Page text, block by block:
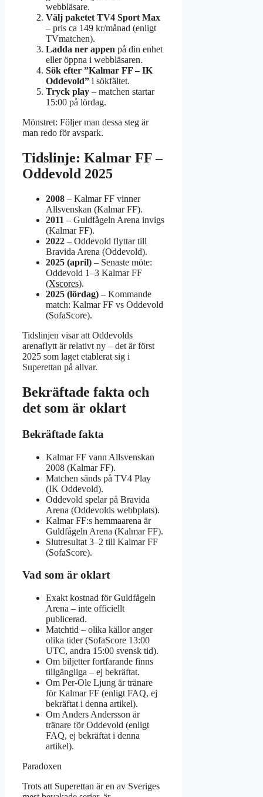
webbläsare.
Välj paketet TV4 Sport Max
– pris ca 149 kr/månad (enligt
TVmatchen).
Ladda ner appen på din enhet
eller öppna i webbläsaren.
Sök efter ”Kalmar FF – IK
Oddevold” i sökfältet.
Tryck play – matchen startar
15:00 på lördag.
Mönstret: Följer man dessa steg är
man redo för avspark.
Tidslinje: Kalmar FF –
Oddevold 2025
2008 – Kalmar FF vinner
Allsvenskan (Kalmar FF).
2011 – Guldfågeln Arena invigs
(Kalmar FF).
2022 – Oddevold flyttar till
Bravida Arena (Oddevold).
2025 (april) – Senaste möte:
Oddevold 1–3 Kalmar FF
(Xscores).
2025 (lördag) – Kommande
match: Kalmar FF vs Oddevold
(SofaScore).
Tidslinjen visar att Oddevolds
arenaflytt är relativt ny – det är först
2025 som laget etablerat sig i
Superettan på allvar.
Bekräftade fakta och
det som är oklart
Bekräftade fakta
Kalmar FF vann Allsvenskan
2008 (Kalmar FF).
Matchen sänds på TV4 Play
(IK Oddevold).
Oddevold spelar på Bravida
Arena (Oddevolds webbplats).
Kalmar FF:s hemmaarena är
Guldfågeln Arena (Kalmar FF).
Slutresultat 3–2 till Kalmar FF
(SofaScore).
Vad som är oklart
Exakt kostnad för Guldfågeln
Arena – inte officiellt
publicerad.
Matchtid – olika källor anger
olika tider (SofaScore 13:00
UTC, andra 15:00 svensk tid).
Om biljetter fortfarande finns
tillgängliga – ej bekräftat.
Om Per-Ole Ljung är tränare
för Kalmar FF (enligt FAQ, ej
bekräftat i denna artikel).
Om Anders Andersson är
tränare för Oddevold (enligt
FAQ, ej bekräftat i denna
artikel).
Paradoxen
Trots att Superettan är en av Sveriges